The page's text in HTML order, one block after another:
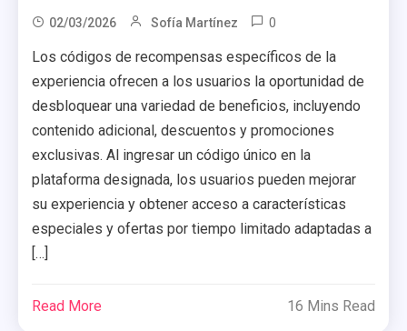
02/03/2026 Sofía Martínez 0
Los códigos de recompensas específicos de la
experiencia ofrecen a los usuarios la oportunidad de
desbloquear una variedad de beneficios, incluyendo
contenido adicional, descuentos y promociones
exclusivas. Al ingresar un código único en la
plataforma designada, los usuarios pueden mejorar
su experiencia y obtener acceso a características
especiales y ofertas por tiempo limitado adaptadas a
[…]
Read More 16 Mins Read